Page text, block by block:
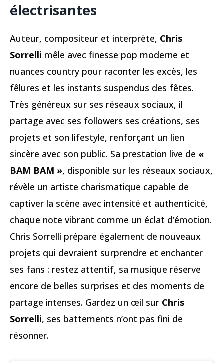
électrisantes
Auteur, compositeur et interprète, Chris
Sorrelli mêle avec finesse pop moderne et
nuances country pour raconter les excès, les
fêlures et les instants suspendus des fêtes.
Très généreux sur ses réseaux sociaux, il
partage avec ses followers ses créations, ses
projets et son lifestyle, renforçant un lien
sincère avec son public. Sa prestation live de «
BAM BAM », disponible sur les réseaux sociaux,
révèle un artiste charismatique capable de
captiver la scène avec intensité et authenticité,
chaque note vibrant comme un éclat d’émotion.
Chris Sorrelli prépare également de nouveaux
projets qui devraient surprendre et enchanter
ses fans : restez attentif, sa musique réserve
encore de belles surprises et des moments de
partage intenses. Gardez un œil sur Chris
Sorrelli, ses battements n’ont pas fini de
résonner.